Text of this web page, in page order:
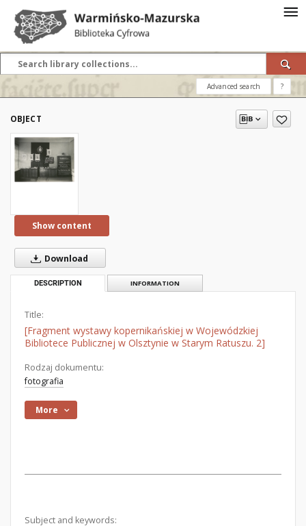
Advanced search ?
OBJECT
Show content
Download
DESCRIPTION INFORMATION
Title:
[Fragment wystawy kopernikańskiej w Wojewódzkiej
Bibliotece Publicznej w Olsztynie w Starym Ratuszu. 2]
Rodzaj dokumentu:
fotografia
More
Subject and keywords: